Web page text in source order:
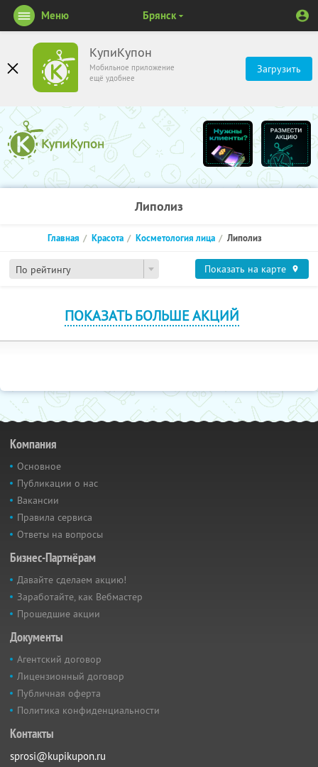
КупиКупон
Мобильное приложение
ещё удобнее
Загрузить
Меню Брянск
Липолиз
По рейтингу
Главная Красота Косметология лица Липолиз
Показать на карте
ПОКАЗАТЬ БОЛЬШЕ АКЦИЙ
Компания
Основное
Публикации о нас
Вакансии
Правила сервиса
Ответы на вопросы
Бизнес-Партнёрам
Давайте сделаем акцию!
Заработайте, как Вебмастер
Прошедшие акции
Документы
Агентский договор
Лицензионный договор
Публичная оферта
Политика конфиденциальности
Контакты
sprosi@kupikupon.ru